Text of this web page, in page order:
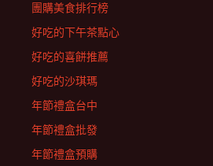
團購美食排行榜
好吃的下午茶點心
好吃的喜餅推薦
好吃的沙琪瑪
年節禮盒台中
年節禮盒批發
年節禮盒預購